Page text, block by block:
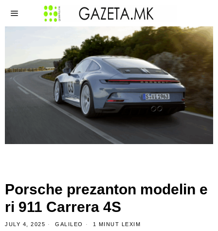
Porsche prezanton modelin e
ri 911 Carrera 4S
JULY 4, 2025 GALILEO 1 MINUT LEXIM